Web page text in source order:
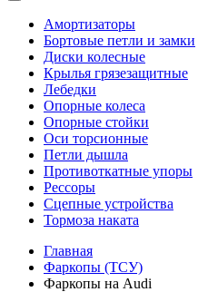
Амортизаторы
Бортовые петли и замки
Диски колесные
Крылья грязезащитные
Лебедки
Опорные колеса
Опорные стойки
Оси торсионные
Петли дышла
Противоткатные упоры
Рессоры
Сцепные устройства
Тормоза наката
Главная
Фаркопы (ТСУ)
Фаркопы на Audi